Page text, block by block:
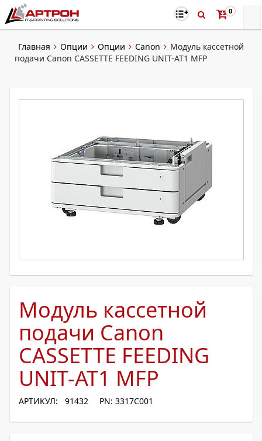
0
Главная Опции Опции Canon
Модуль кассетной
подачи Canon CASSETTE FEEDING UNIT-AT1 MFP
Модуль кассетной
подачи Canon
CASSETTE FEEDING
UNIT-AT1 MFP
АРТИКУЛ: 91432 PN: 3317C001